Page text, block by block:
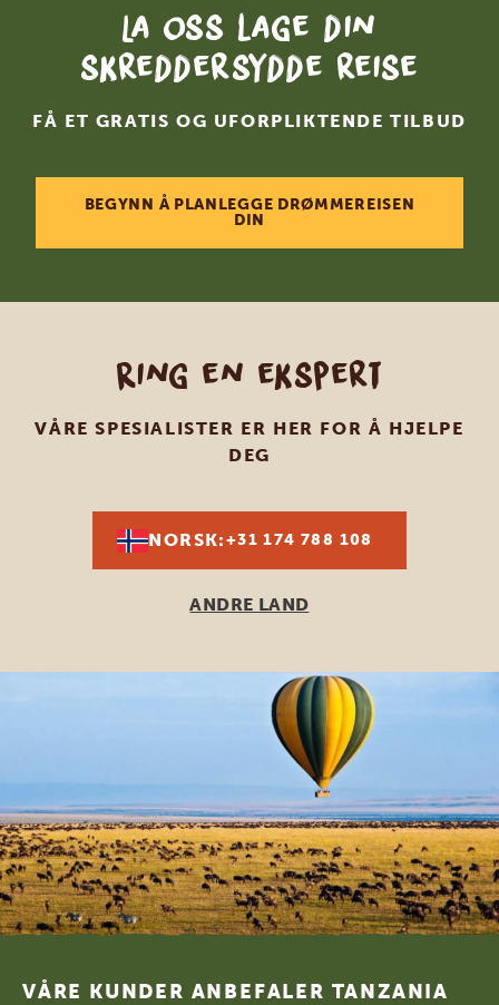
La oss lage din
skreddersydde reise
FÅ ET GRATIS OG UFORPLIKTENDE TILBUD
BEGYNN Å PLANLEGGE DRØMMEREISEN
DIN
Ring en ekspert
VÅRE SPESIALISTER ER HER FOR Å HJELPE
DEG
NORSK:+31 174 788 108
ANDRE LAND
Footer
VÅRE KUNDER ANBEFALER TANZANIA